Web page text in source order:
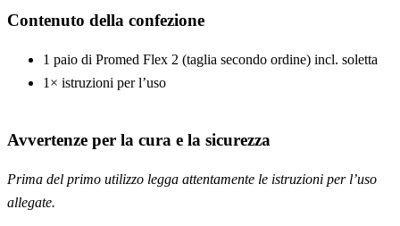
Contenuto della confezione
1 paio di Promed Flex 2 (taglia secondo ordine) incl. soletta
1× istruzioni per l’uso
Avvertenze per la cura e la sicurezza
Prima del primo utilizzo legga attentamente le istruzioni per l’uso
allegate.